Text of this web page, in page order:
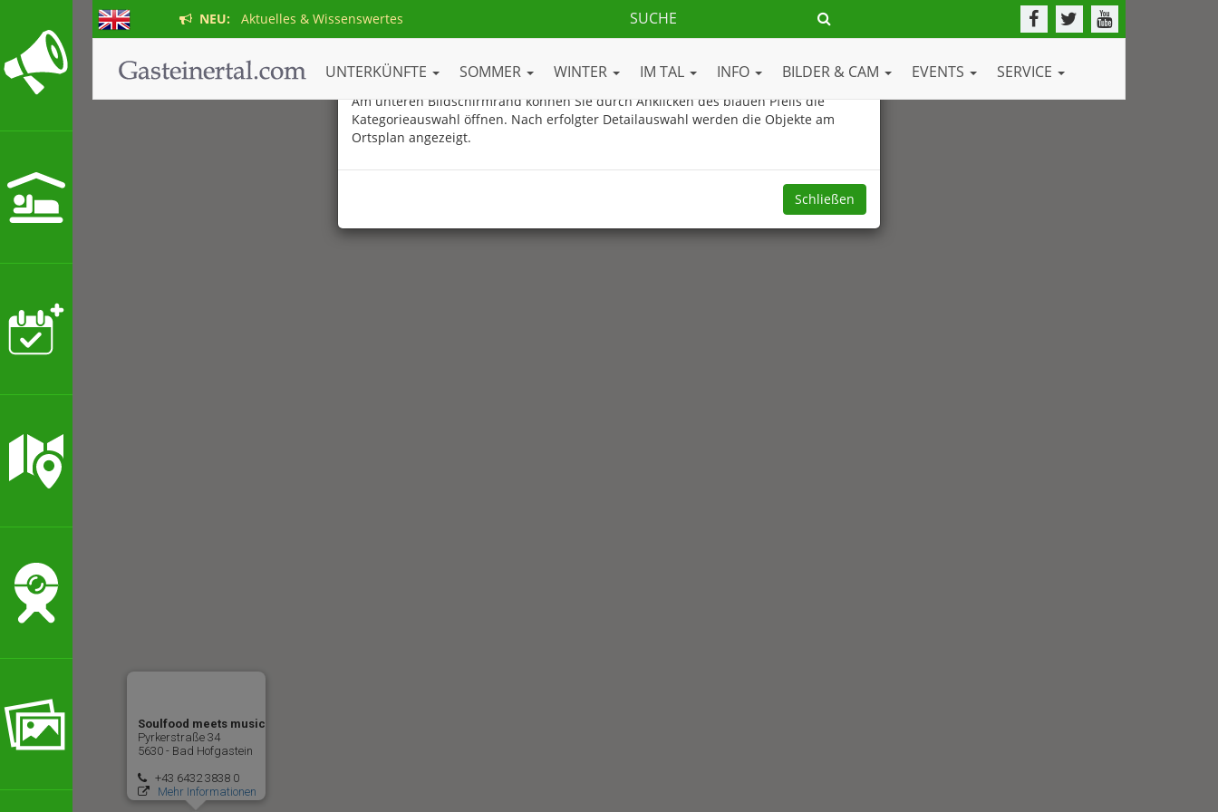
NEU: Aktuelles & Wissenswertes
UNTERKÜNFTE SOMMER WINTER IM TAL INFO BILDER & CAM EVENTS SERVICE
Soulfood meets music
Pyrkerstraße 34
5630 - Bad Hofgastein
+43 6432 3838 0
Mehr Informationen
Am unteren Bildschirmrand können Sie durch Anklicken des blauen Pfeils die
Kategorieauswahl öffnen. Nach erfolgter Detailauswahl werden die Objekte am
Ortsplan angezeigt.
Schließen